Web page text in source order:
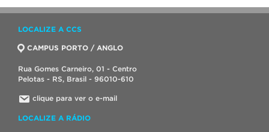
LOCALIZE A CCS
CAMPUS PORTO / ANGLO
Rua Gomes Carneiro, 01 - Centro
Pelotas - RS, Brasil - 96010-610
clique para ver o e-mail
LOCALIZE A RÁDIO